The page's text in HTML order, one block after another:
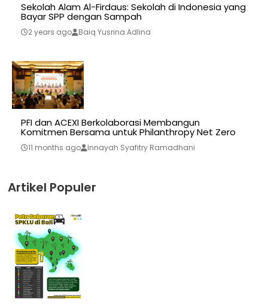
Sekolah Alam Al-Firdaus: Sekolah di Indonesia yang
Bayar SPP dengan Sampah
2 years ago Baiq Yusrina Adlina
PFI dan ACEXI Berkolaborasi Membangun
Komitmen Bersama untuk Philanthropy Net Zero
11 months ago Innayah Syafitry Ramadhani
Artikel Populer